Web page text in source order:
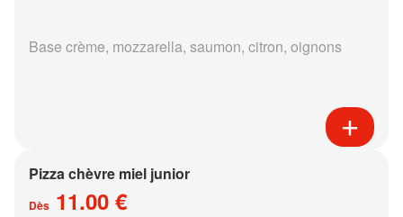
Base crème, mozzarella, saumon, citron, oignons
Pizza chèvre miel junior
Dès 11.00 €